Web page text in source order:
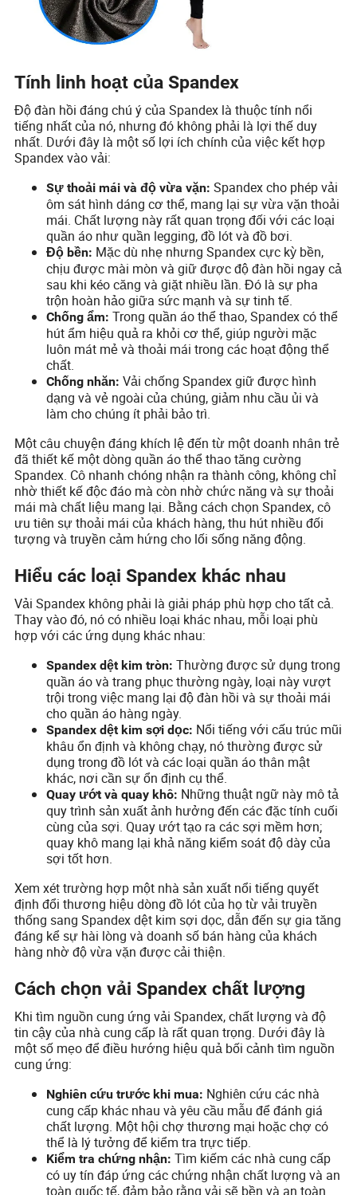
Tính linh hoạt của Spandex
Độ đàn hồi đáng chú ý của Spandex là thuộc tính nổi
tiếng nhất của nó, nhưng đó không phải là lợi thế duy
nhất. Dưới đây là một số lợi ích chính của việc kết hợp
Spandex vào vải:
Sự thoải mái và độ vừa vặn: Spandex cho phép vải
ôm sát hình dáng cơ thể, mang lại sự vừa vặn thoải
mái. Chất lượng này rất quan trọng đối với các loại
quần áo như quần legging, đồ lót và đồ bơi.
Độ bền: Mặc dù nhẹ nhưng Spandex cực kỳ bền,
chịu được mài mòn và giữ được độ đàn hồi ngay cả
sau khi kéo căng và giặt nhiều lần. Đó là sự pha
trộn hoàn hảo giữa sức mạnh và sự tinh tế.
Chống ẩm: Trong quần áo thể thao, Spandex có thể
hút ẩm hiệu quả ra khỏi cơ thể, giúp người mặc
luôn mát mẻ và thoải mái trong các hoạt động thể
chất.
Chống nhăn: Vải chống Spandex giữ được hình
dạng và vẻ ngoài của chúng, giảm nhu cầu ủi và
làm cho chúng ít phải bảo trì.
Một câu chuyện đáng khích lệ đến từ một doanh nhân trẻ
đã thiết kế một dòng quần áo thể thao tăng cường
Spandex. Cô nhanh chóng nhận ra thành công, không chỉ
nhờ thiết kế độc đáo mà còn nhờ chức năng và sự thoải
mái mà chất liệu mang lại. Bằng cách chọn Spandex, cô
ưu tiên sự thoải mái của khách hàng, thu hút nhiều đối
tượng và truyền cảm hứng cho lối sống năng động.
Hiểu các loại Spandex khác nhau
Vải Spandex không phải là giải pháp phù hợp cho tất cả.
Thay vào đó, nó có nhiều loại khác nhau, mỗi loại phù
hợp với các ứng dụng khác nhau:
Spandex dệt kim tròn: Thường được sử dụng trong
quần áo và trang phục thường ngày, loại này vượt
trội trong việc mang lại độ đàn hồi và sự thoải mái
cho quần áo hàng ngày.
Spandex dệt kim sợi dọc: Nổi tiếng với cấu trúc mũi
khâu ổn định và không chạy, nó thường được sử
dụng trong đồ lót và các loại quần áo thân mật
khác, nơi cần sự ổn định cụ thể.
Quay ướt và quay khô: Những thuật ngữ này mô tả
quy trình sản xuất ảnh hưởng đến các đặc tính cuối
cùng của sợi. Quay ướt tạo ra các sợi mềm hơn;
quay khô mang lại khả năng kiểm soát độ dày của
sợi tốt hơn.
Xem xét trường hợp một nhà sản xuất nổi tiếng quyết
định đổi thương hiệu dòng đồ lót của họ từ vải truyền
thống sang Spandex dệt kim sợi dọc, dẫn đến sự gia tăng
đáng kể sự hài lòng và doanh số bán hàng của khách
hàng nhờ độ vừa vặn được cải thiện.
Cách chọn vải Spandex chất lượng
Khi tìm nguồn cung ứng vải Spandex, chất lượng và độ
tin cậy của nhà cung cấp là rất quan trọng. Dưới đây là
một số mẹo để điều hướng hiệu quả bối cảnh tìm nguồn
cung ứng:
Nghiên cứu trước khi mua: Nghiên cứu các nhà
cung cấp khác nhau và yêu cầu mẫu để đánh giá
chất lượng. Một hội chợ thương mại hoặc chợ có
thể là lý tưởng để kiểm tra trực tiếp.
Kiểm tra chứng nhận: Tìm kiếm các nhà cung cấp
có uy tín đáp ứng các chứng nhận chất lượng và an
toàn quốc tế, đảm bảo rằng vải sẽ bền và an toàn